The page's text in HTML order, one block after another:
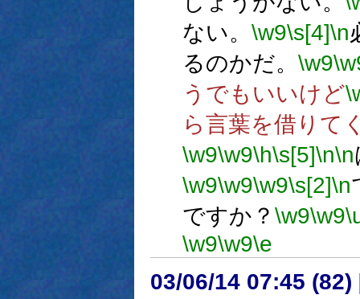
ない。 \w9\s[4]\n
るのかだ。 \w9
うでもいいけど
ら言葉を借りて
\w9\w9\h\s[5]\n\n
\w9\w9\w9\s[2]\n
ですか？ \w9\w9
\w9\w9\e
03/06/14 07:45 (82)